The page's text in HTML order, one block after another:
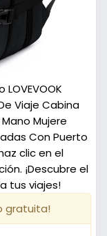
Viaje Cabina
Mujere
Con Puerto
clic en el
¡Descubre el
tus viajes!
gratuita!